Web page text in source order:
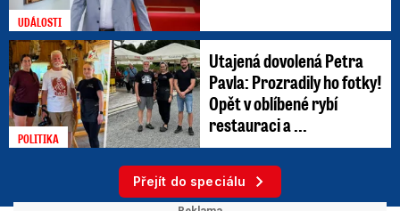
UDÁLOSTI
POLITIKA
Utajená dovolená Petra
Pavla: Prozradily ho fotky!
Opět v oblíbené rybí
restauraci a ...
Přejít do speciálu